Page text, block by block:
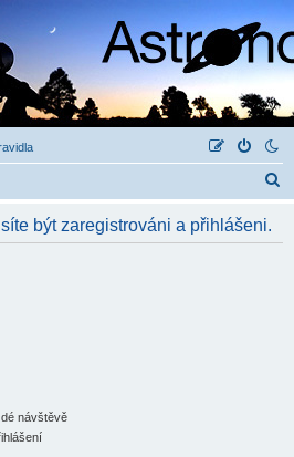
být zaregistrováni a přihlášeni.
návštěvě